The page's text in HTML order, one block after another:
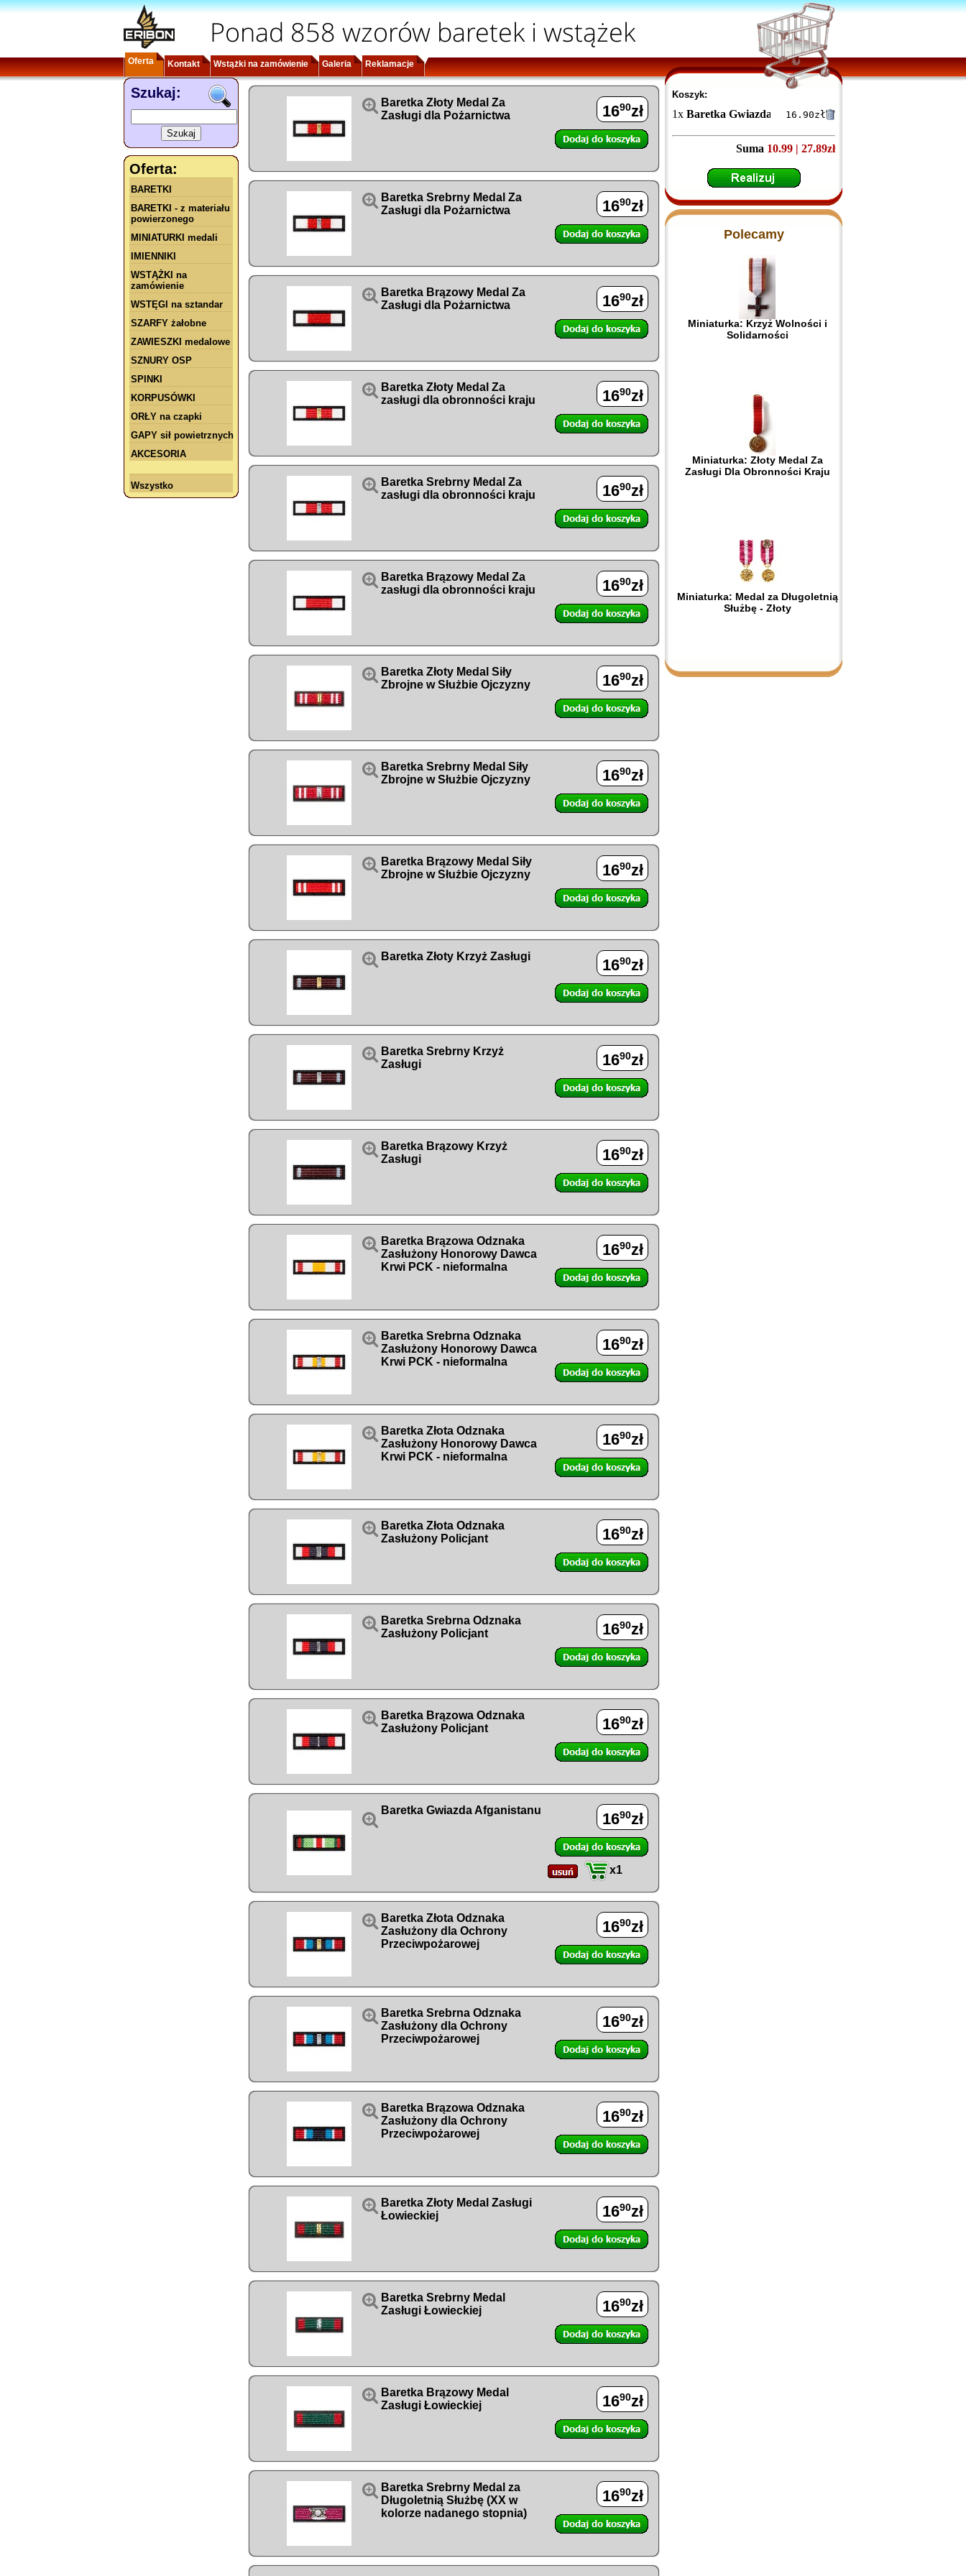
Ponad 858 wzorów baretek i wstążek
Oferta Kontakt Wstążki na zamówienie Galeria Reklamacje
Szukaj:
Oferta:
BARETKI
BARETKI - z materiału
powierzonego
MINIATURKI medali
IMIENNIKI
WSTĄŻKI na
zamówienie
WSTĘGI na sztandar
SZARFY żałobne
ZAWIESZKI medalowe
SZNURY OSP
SPINKI
KORPUSÓWKI
ORŁY na czapki
GAPY sił powietrznych
AKCESORIA
Wszystko
 Baretka Złoty Medal Za
Zasługi dla Pożarnictwa
1690zł
 Baretka Srebrny Medal Za
Zasługi dla Pożarnictwa
1690zł
 Baretka Brązowy Medal Za
Zasługi dla Pożarnictwa
1690zł
 Baretka Złoty Medal Za
zasługi dla obronności kraju
1690zł
 Baretka Srebrny Medal Za
zasługi dla obronności kraju
1690zł
 Baretka Brązowy Medal Za
zasługi dla obronności kraju
1690zł
 Baretka Złoty Medal Siły
Zbrojne w Służbie Ojczyzny
1690zł
 Baretka Srebrny Medal Siły
Zbrojne w Służbie Ojczyzny
1690zł
 Baretka Brązowy Medal Siły
Zbrojne w Służbie Ojczyzny
1690zł
 Baretka Złoty Krzyż Zasługi 1690zł
 Baretka Srebrny Krzyż
Zasługi
1690zł
 Baretka Brązowy Krzyż
Zasługi
1690zł
 Baretka Brązowa Odznaka
Zasłużony Honorowy Dawca
Krwi PCK - nieformalna
1690zł
 Baretka Srebrna Odznaka
Zasłużony Honorowy Dawca
Krwi PCK - nieformalna
1690zł
 Baretka Złota Odznaka
Zasłużony Honorowy Dawca
Krwi PCK - nieformalna
1690zł
 Baretka Złota Odznaka
Zasłużony Policjant
1690zł
 Baretka Srebrna Odznaka
Zasłużony Policjant
1690zł
 Baretka Brązowa Odznaka
Zasłużony Policjant
1690zł

Baretka Gwiazda Afganistanu 1690zł
x1
 Baretka Złota Odznaka
Zasłużony dla Ochrony
Przeciwpożarowej
1690zł
 Baretka Srebrna Odznaka
Zasłużony dla Ochrony
Przeciwpożarowej
1690zł
 Baretka Brązowa Odznaka
Zasłużony dla Ochrony
Przeciwpożarowej
1690zł
 Baretka Złoty Medal Zasługi
Łowieckiej
1690zł
 Baretka Srebrny Medal
Zasługi Łowieckiej
1690zł
 Baretka Brązowy Medal
Zasługi Łowieckiej
1690zł
 Baretka Srebrny Medal za
Długoletnią Służbę (XX w
kolorze nadanego stopnia)
1690zł
Koszyk:
1x Baretka Gwiazda Afganistanu
16.90zł
Suma 10.99 | 27.89zł
Polecamy
Miniaturka: Krzyż Wolności i
Solidarności
Miniaturka: Złoty Medal Za
Zasługi Dla Obronności Kraju
Miniaturka: Medal za Długoletnią
Służbę - Złoty